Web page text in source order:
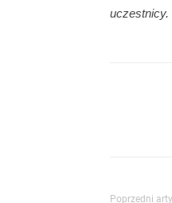
uczestnicy.
Poprzedni